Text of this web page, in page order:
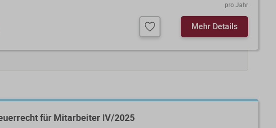
pro Jahr
Mehr Details
für Mitarbeiter IV/2025